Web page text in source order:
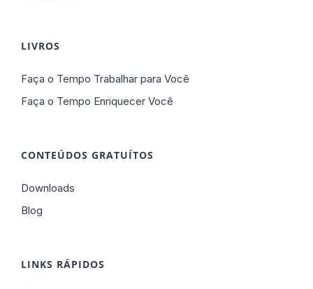
LIVROS
Faça o Tempo Trabalhar para Você
Faça o Tempo Enriquecer Você
CONTEÚDOS GRATUÍTOS
Downloads
Blog
LINKS RÁPIDOS